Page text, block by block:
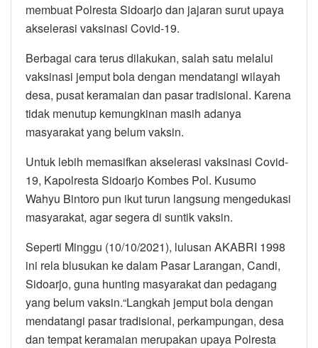
membuat Polresta Sidoarjo dan jajaran surut upaya
akselerasi vaksinasi Covid-19.
Berbagai cara terus dilakukan, salah satu melalui
vaksinasi jemput bola dengan mendatangi wilayah
desa, pusat keramaian dan pasar tradisional. Karena
tidak menutup kemungkinan masih adanya
masyarakat yang belum vaksin.
Untuk lebih memasifkan akselerasi vaksinasi Covid-
19, Kapolresta Sidoarjo Kombes Pol. Kusumo
Wahyu Bintoro pun ikut turun langsung mengedukasi
masyarakat, agar segera di suntik vaksin.
Seperti Minggu (10/10/2021), lulusan AKABRI 1998
ini rela blusukan ke dalam Pasar Larangan, Candi,
Sidoarjo, guna hunting masyarakat dan pedagang
yang belum vaksin.“Langkah jemput bola dengan
mendatangi pasar tradisional, perkampungan, desa
dan tempat keramaian merupakan upaya Polresta